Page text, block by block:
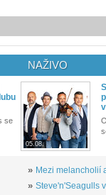
se
NAŽIVO
05.08.
» Mezi melancholií
» Steve'n'Seagulls